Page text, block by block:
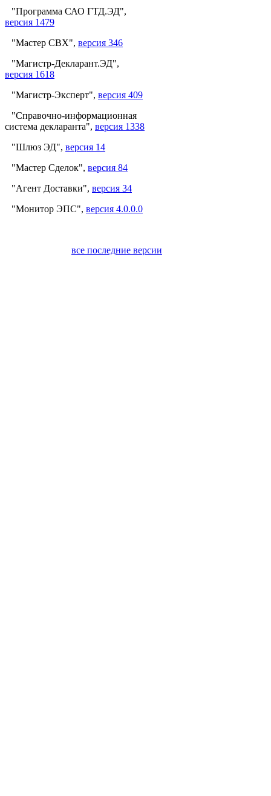
"Программа САО ГТД.ЭД",
версия 1479
"Мастер СВХ", версия 346
"Магистр-Декларант.ЭД",
версия 1618
"Магистр-Эксперт", версия 409
"Справочно-информационная
система декларанта", версия 1338
"Шлюз ЭД", версия 14
"Мастер Сделок", версия 84
"Агент Доставки", версия 34
"Монитор ЭПС", версия 4.0.0.0
все последние версии